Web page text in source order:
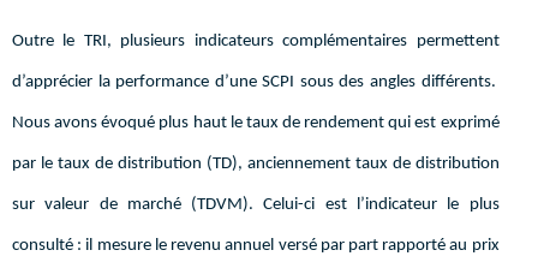
Outre le TRI, plusieurs indicateurs complémentaires permettent
d’apprécier la performance d’une SCPI sous des angles différents.
Nous avons évoqué plus haut le taux de rendement qui est exprimé
par le taux de distribution (TD), anciennement taux de distribution
sur valeur de marché (TDVM). Celui-ci est l’indicateur le plus
consulté : il mesure le revenu annuel versé par part rapporté au prix